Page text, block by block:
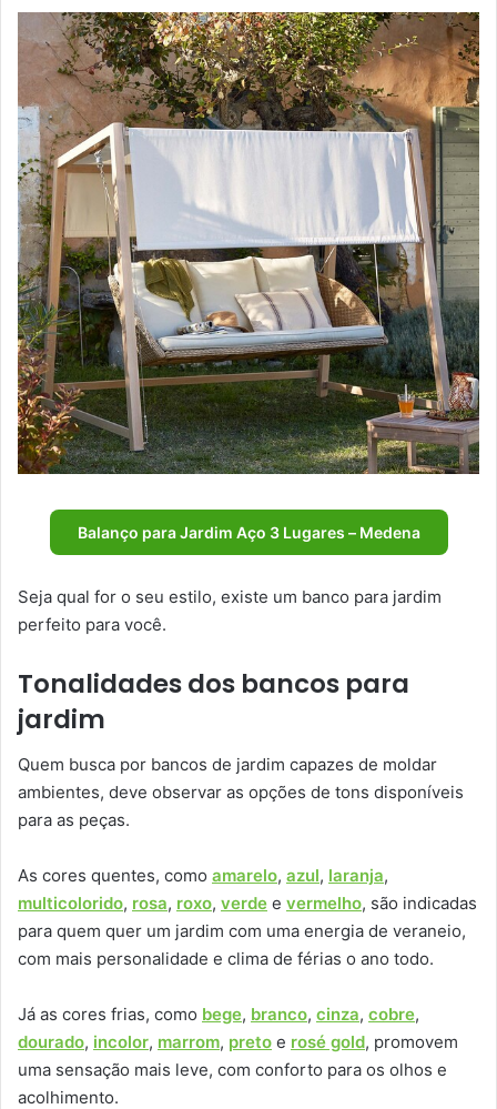
Balanço para Jardim Aço 3 Lugares – Medena
Seja qual for o seu estilo, existe um banco para jardim
perfeito para você.
Tonalidades dos bancos para
jardim
Quem busca por bancos de jardim capazes de moldar
ambientes, deve observar as opções de tons disponíveis
para as peças.
As cores quentes, como amarelo, azul, laranja,
multicolorido, rosa, roxo, verde e vermelho, são indicadas
para quem quer um jardim com uma energia de veraneio,
com mais personalidade e clima de férias o ano todo.
Já as cores frias, como bege, branco, cinza, cobre,
dourado, incolor, marrom, preto e rosé gold, promovem
uma sensação mais leve, com conforto para os olhos e
acolhimento.